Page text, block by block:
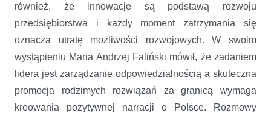
również, że innowacje są podstawą rozwoju
przedsiębiorstwa i każdy moment zatrzymania się
oznacza utratę możliwości rozwojowych. W swoim
wystąpieniu Maria Andrzej Faliński mówił, że zadaniem
lidera jest zarządzanie odpowiedzialnością a skuteczna
promocja rodzimych rozwiązań za granicą wymaga
kreowania pozytywnej narracji o Polsce. Rozmowy